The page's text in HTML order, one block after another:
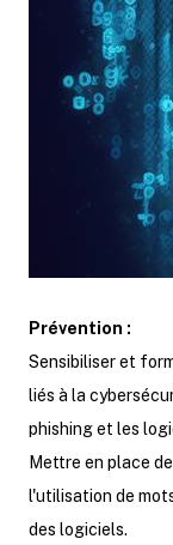
Prévention :
Sensibiliser et
liés à la
phishing et les
Mettre en place
l'utilisation de
des logiciels.